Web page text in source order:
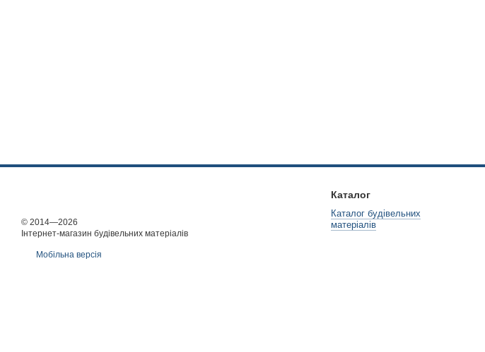
© 2014—2026
Інтернет-магазин будівельних матеріалів
Мобільна версія
Каталог
Каталог будівельних
матеріалів